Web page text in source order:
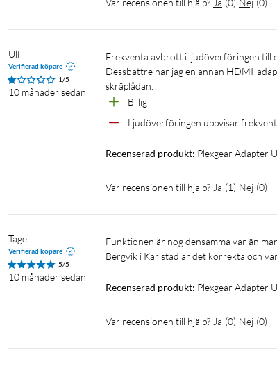
Var recensionen till hjälp? Ja (0) Nej (0)
Ulf
Verifierad köpare
1/5
10 månader sedan
Frekventa avbrott i ljudöverföringen till extern projektor via HDMI, så denna adapter är tyvärr oanvändbar för mig.
Dessbättre har jag en annan HDMI-
skräplådan.
Billig
Ljudöverföringen uppvisar
Recenserad produkt: Plexgear Adapter
Var recensionen till hjälp? Ja (1) Nej (0)
Tage
Verifierad köpare
5/5
10 månader sedan
Funktionen är nog densamma var än man köper adaptern men det som får mig att ständigt återvända till Kjell & Co på
Bergvik i Karlstad är det korrekta och
Recenserad produkt: Plexgear Adapter
Var recensionen till hjälp? Ja (0) Nej (0)